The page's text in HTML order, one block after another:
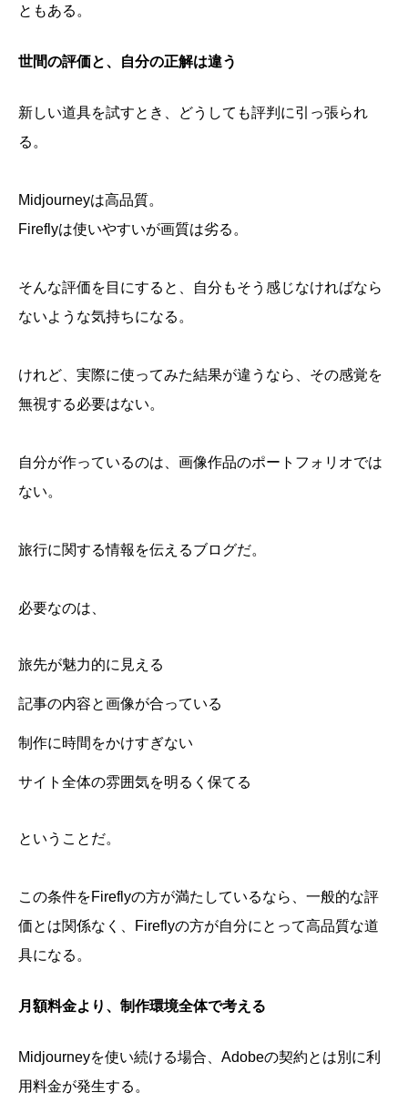
ともある。
世間の評価と、自分の正解は違う
新しい道具を試すとき、どうしても評判に引っ張られ
る。
Midjourneyは高品質。
Fireflyは使いやすいが画質は劣る。
そんな評価を目にすると、自分もそう感じなければなら
ないような気持ちになる。
けれど、実際に使ってみた結果が違うなら、その感覚を
無視する必要はない。
自分が作っているのは、画像作品のポートフォリオでは
ない。
旅行に関する情報を伝えるブログだ。
必要なのは、
旅先が魅力的に見える
記事の内容と画像が合っている
制作に時間をかけすぎない
サイト全体の雰囲気を明るく保てる
ということだ。
この条件をFireflyの方が満たしているなら、一般的な評
価とは関係なく、Fireflyの方が自分にとって高品質な道
具になる。
月額料金より、制作環境全体で考える
Midjourneyを使い続ける場合、Adobeの契約とは別に利
用料金が発生する。
Midjourneyなら、もっと良い画像が作れると思ってい